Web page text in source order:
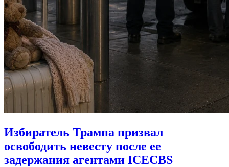
Избиратель Трампа призвал
освободить невесту после ее
задержания агентами ICECBS